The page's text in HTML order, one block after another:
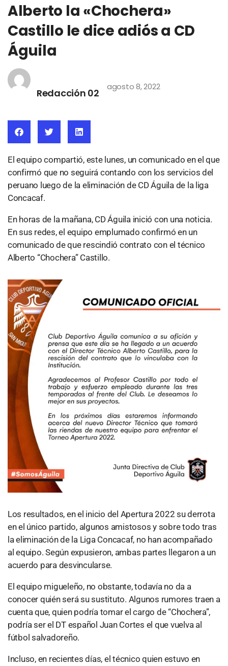
Alberto la «Chochera»
Castillo le dice adiós a CD
Águila
Redacción 02
agosto 8, 2022
El equipo compartió, este lunes, un comunicado en el que
confirmó que no seguirá contando con los servicios del
peruano luego de la eliminación de CD Águila de la liga
Concacaf.
En horas de la mañana, CD Águila inició con una noticia.
En sus redes, el equipo emplumado confirmó en un
comunicado de que rescindió contrato con el técnico
Alberto “Chochera” Castillo.
Los resultados, en el inicio del Apertura 2022 su derrota
en el único partido, algunos amistosos y sobre todo tras
la eliminación de la Liga Concacaf, no han acompañado
al equipo. Según expusieron, ambas partes llegaron a un
acuerdo para desvincularse.
El equipo migueleño, no obstante, todavía no da a
conocer quién será su sustituto. Algunos rumores traen a
cuenta que, quien podría tomar el cargo de “Chochera”,
podría ser el DT español Juan Cortes el que vuelva al
fútbol salvadoreño.
Incluso, en recientes días, el técnico quien estuvo en